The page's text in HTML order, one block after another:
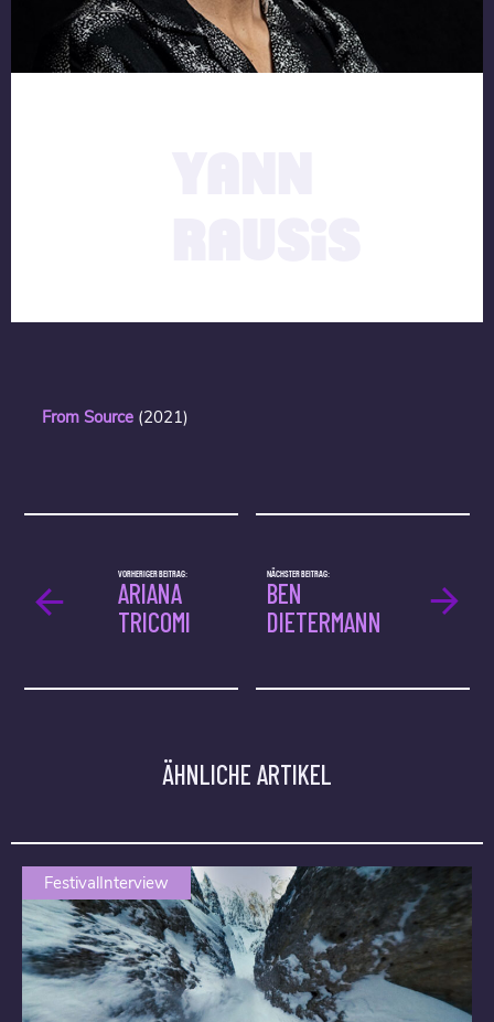
From Source (2021)
NÄCHSTER BEITRAG:
BEN
DIETERMANN
VORHERIGER BEITRAG:
ARIANA
TRICOMI
ÄHNLICHE ARTIKEL
FestivalInterview